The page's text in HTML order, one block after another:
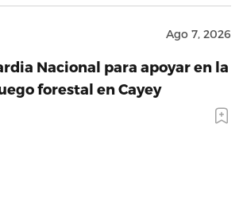
Ago 7, 2026
Nacional para apoyar en la
forestal en Cayey